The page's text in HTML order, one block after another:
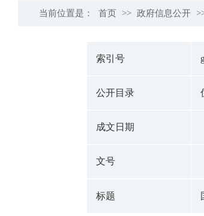
当前位置是： 首页 >> 政府信息公开
索引号
公开目录
成文日期
文号
标题